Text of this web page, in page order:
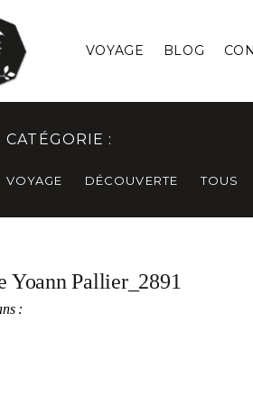
VOYAGE BLOG
CATÉGORIE :
VOYAGE DÉCOUVERTE TOUS
Yoann Pallier_2891
: